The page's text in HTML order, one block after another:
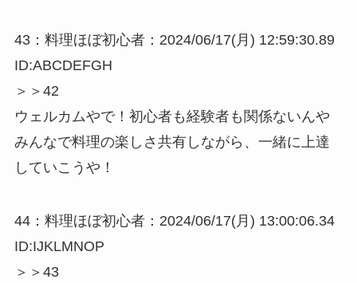
43：料理ほぼ初心者：2024/06/17(月) 12:59:30.89
ID:ABCDEFGH
＞＞42
ウェルカムやで！初心者も経験者も関係ないんや
みんなで料理の楽しさ共有しながら、一緒に上達
していこうや！
44：料理ほぼ初心者：2024/06/17(月) 13:00:06.34
ID:IJKLMNOP
＞＞43